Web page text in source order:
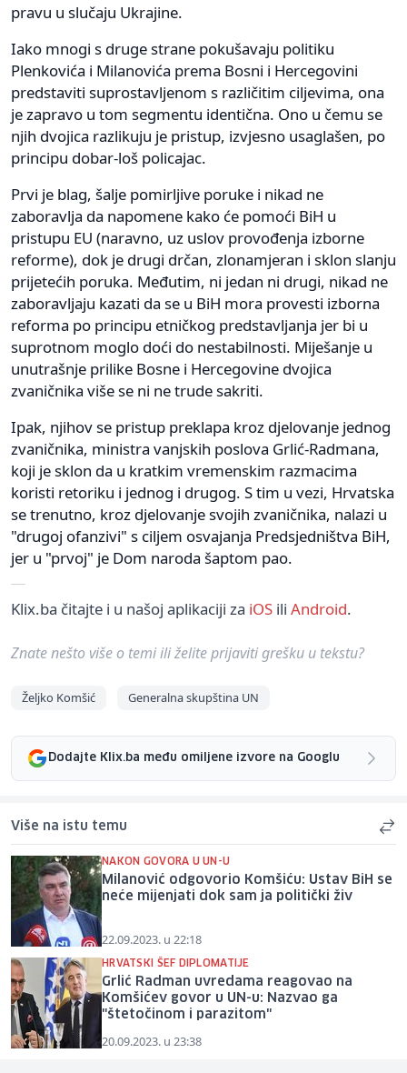
pravu u slučaju Ukrajine.
Iako mnogi s druge strane pokušavaju politiku
Plenkovića i Milanovića prema Bosni i Hercegovini
predstaviti suprostavljenom s različitim ciljevima, ona
je zapravo u tom segmentu identična. Ono u čemu se
njih dvojica razlikuju je pristup, izvjesno usaglašen, po
principu dobar-loš policajac.
Prvi je blag, šalje pomirljive poruke i nikad ne
zaboravlja da napomene kako će pomoći BiH u
pristupu EU (naravno, uz uslov provođenja izborne
reforme), dok je drugi drčan, zlonamjeran i sklon slanju
prijetećih poruka. Međutim, ni jedan ni drugi, nikad ne
zaboravljaju kazati da se u BiH mora provesti izborna
reforma po principu etničkog predstavljanja jer bi u
suprotnom moglo doći do nestabilnosti. Miješanje u
unutrašnje prilike Bosne i Hercegovine dvojica
zvaničnika više se ni ne trude sakriti.
Ipak, njihov se pristup preklapa kroz djelovanje jednog
zvaničnika, ministra vanjskih poslova Grlić-Radmana,
koji je sklon da u kratkim vremenskim razmacima
koristi retoriku i jednog i drugog. S tim u vezi, Hrvatska
se trenutno, kroz djelovanje svojih zvaničnika, nalazi u
"drugoj ofanzivi" s ciljem osvajanja Predsjedništva BiH,
jer u "prvoj" je Dom naroda šaptom pao.
Klix.ba čitajte i u našoj aplikaciji za iOS ili Android.
Znate nešto više o temi ili želite prijaviti grešku u tekstu?
Željko Komšić Generalna skupština UN
Dodajte Klix.ba među omiljene izvore na Googlu
Više na istu temu
NAKON GOVORA U UN-U
Milanović odgovorio Komšiću: Ustav BiH se
neće mijenjati dok sam ja politički živ
22.09.2023. u 22:18
HRVATSKI ŠEF DIPLOMATIJE
Grlić Radman uvredama reagovao na
Komšićev govor u UN-u: Nazvao ga
"štetočinom i parazitom"
20.09.2023. u 23:38